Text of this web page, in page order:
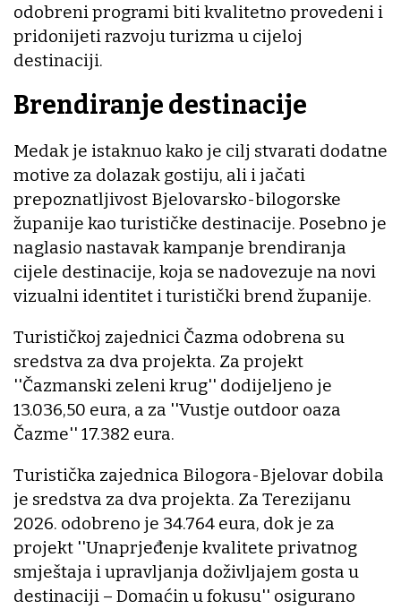
odobreni programi biti kvalitetno provedeni i
pridonijeti razvoju turizma u cijeloj
destinaciji.
Brendiranje destinacije
Medak je istaknuo kako je cilj stvarati dodatne
motive za dolazak gostiju, ali i jačati
prepoznatljivost Bjelovarsko-bilogorske
županije kao turističke destinacije. Posebno je
naglasio nastavak kampanje brendiranja
cijele destinacije, koja se nadovezuje na novi
vizualni identitet i turistički brend županije.
Turističkoj zajednici Čazma odobrena su
sredstva za dva projekta. Za projekt
''Čazmanski zeleni krug'' dodijeljeno je
13.036,50 eura, a za ''Vustje outdoor oaza
Čazme'' 17.382 eura.
Turistička zajednica Bilogora-Bjelovar dobila
je sredstva za dva projekta. Za Terezijanu
2026. odobreno je 34.764 eura, dok je za
projekt ''Unaprjeđenje kvalitete privatnog
smještaja i upravljanja doživljajem gosta u
destinaciji – Domaćin u fokusu'' osigurano